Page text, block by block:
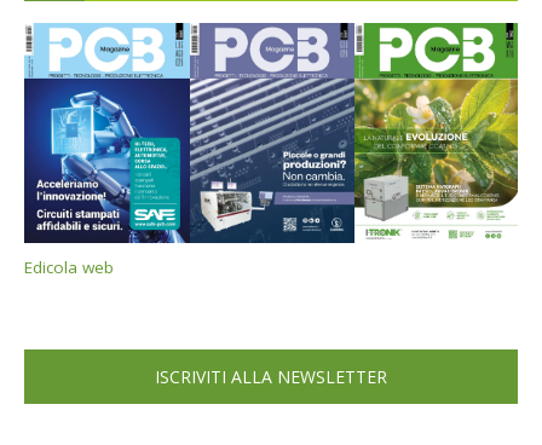
Edicola web
ISCRIVITI ALLA NEWSLETTER